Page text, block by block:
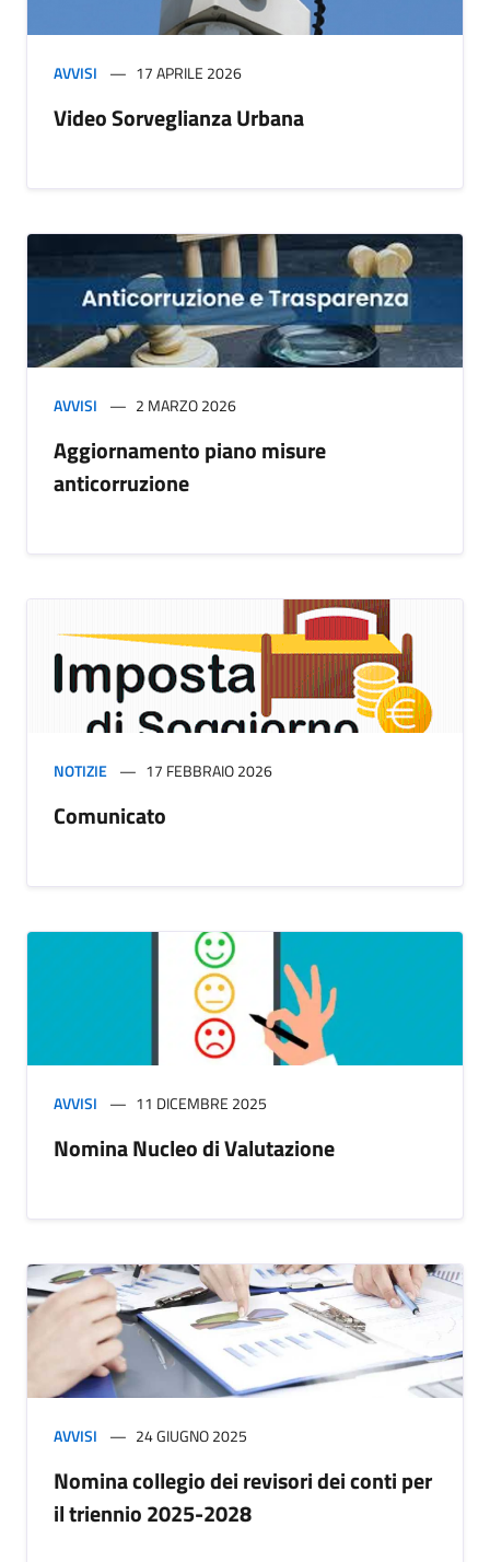
AVVISI 17 APRILE 2026
Video Sorveglianza Urbana
AVVISI 2 MARZO 2026
Aggiornamento piano misure
anticorruzione
NOTIZIE 17 FEBBRAIO 2026
Comunicato
AVVISI 11 DICEMBRE 2025
Nomina Nucleo di Valutazione
AVVISI 24 GIUGNO 2025
Nomina collegio dei revisori dei conti per
il triennio 2025-2028